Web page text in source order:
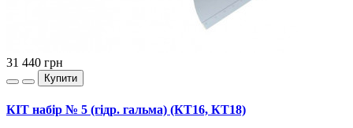
31 440 грн
Купити
КІТ набір № 5 (гідр. гальма) (КТ16, КТ18)